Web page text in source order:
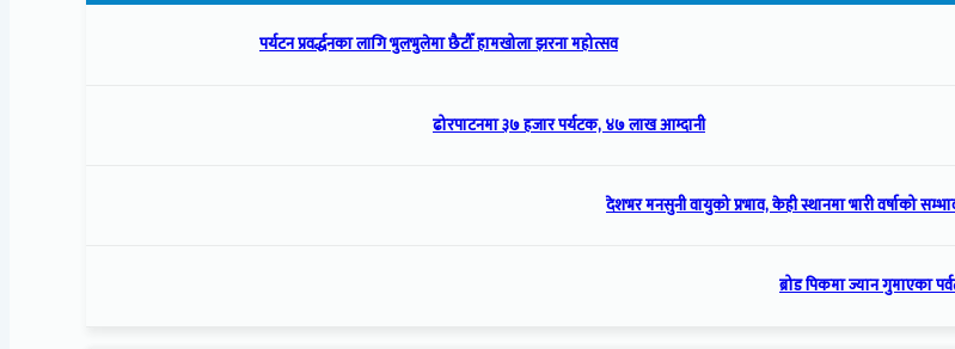
पर्यटन प्रवर्द्धनका लागि भुलभुलेमा छैटौँ हामखोला झरना महोत्सव
ढोरपाटनमा ३७ हजार पर्यटक, ४७ लाख आम्दानी
देशभर मनसुनी वायुको प्रभाव, केही स्थानमा भारी वर्षाको
ब्रोड पिकमा ज्यान गुमाएका